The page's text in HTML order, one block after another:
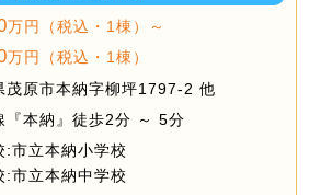
万円（税込・1棟）～
万円（税込・1棟）
茂原市本納字柳坪1797-2 他
『本納』徒歩2分 ～ 5分
:市立本納小学校
:市立本納中学校